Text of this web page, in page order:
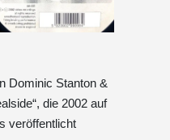
Dominic Stanton &
die 2002 auf
veröffentlicht